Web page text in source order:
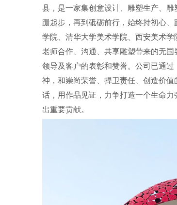
县，是一家集创意设计、雕塑生产、
跚起步，再到砥砺前行，始终持初心
学院、清华大学美术学院、西安美术
老师合作、沟通、共享雕塑带来的无
领导及客户的表彰和赞誉。 公司 已通过
神，和崇尚荣誉、捍卫责任、创造价
话，用作品见证，力争打造一个生命
出重要贡献。